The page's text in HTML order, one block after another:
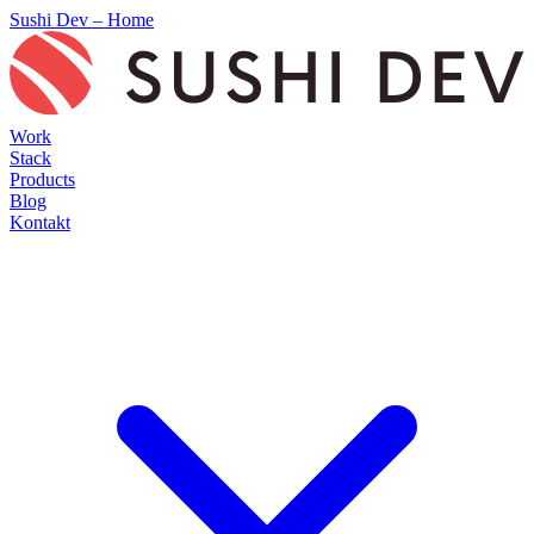
Sushi Dev – Home
Work
Stack
Products
Blog
Kontakt